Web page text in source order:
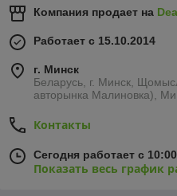
Компания продает на
Работает с 15.10.2014
г. Минск
Беларусь, г. Минск,
авторынка Малиновка),
Контакты
Сегодня работает с
Показать весь график